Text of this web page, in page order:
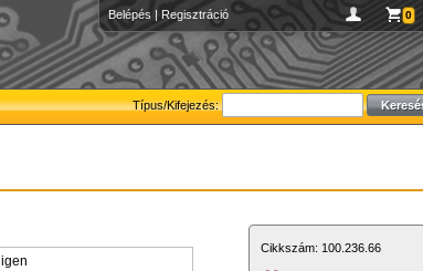
Belépés | Regisztráció 0
Típus/Kifejezés:
igen
Cikkszám: 100.236.66